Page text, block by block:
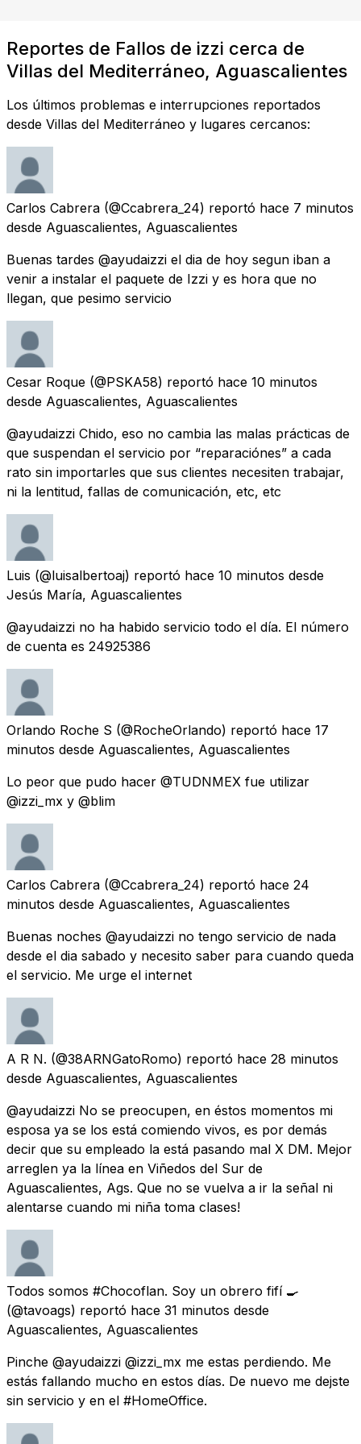
Reportes de Fallos de izzi cerca de
Villas del Mediterráneo, Aguascalientes
Los últimos problemas e interrupciones reportados
desde Villas del Mediterráneo y lugares cercanos:
Carlos Cabrera (@Ccabrera_24) reportó hace 7 minutos
desde Aguascalientes, Aguascalientes
Buenas tardes @ayudaizzi el dia de hoy segun iban a
venir a instalar el paquete de Izzi y es hora que no
llegan, que pesimo servicio
Cesar Roque (@PSKA58) reportó hace 10 minutos
desde Aguascalientes, Aguascalientes
@ayudaizzi Chido, eso no cambia las malas prácticas de
que suspendan el servicio por “reparaciónes” a cada
rato sin importarles que sus clientes necesiten trabajar,
ni la lentitud, fallas de comunicación, etc, etc
Luis (@luisalbertoaj) reportó hace 10 minutos desde
Jesús María, Aguascalientes
@ayudaizzi no ha habido servicio todo el día. El número
de cuenta es 24925386
Orlando Roche S (@RocheOrlando) reportó hace 17
minutos desde Aguascalientes, Aguascalientes
Lo peor que pudo hacer @TUDNMEX fue utilizar
@izzi_mx y @blim
Carlos Cabrera (@Ccabrera_24) reportó hace 24
minutos desde Aguascalientes, Aguascalientes
Buenas noches @ayudaizzi no tengo servicio de nada
desde el dia sabado y necesito saber para cuando queda
el servicio. Me urge el internet
A R N. (@38ARNGatoRomo) reportó hace 28 minutos
desde Aguascalientes, Aguascalientes
@ayudaizzi No se preocupen, en éstos momentos mi
esposa ya se los está comiendo vivos, es por demás
decir que su empleado la está pasando mal X DM. Mejor
arreglen ya la línea en Viñedos del Sur de
Aguascalientes, Ags. Que no se vuelva a ir la señal ni
alentarse cuando mi niña toma clases!
Todos somos #Chocoflan. Soy un obrero fifí 🍳
(@tavoags) reportó hace 31 minutos desde
Aguascalientes, Aguascalientes
Pinche @ayudaizzi @izzi_mx me estas perdiendo. Me
estás fallando mucho en estos días. De nuevo me dejste
sin servicio y en el #HomeOffice.